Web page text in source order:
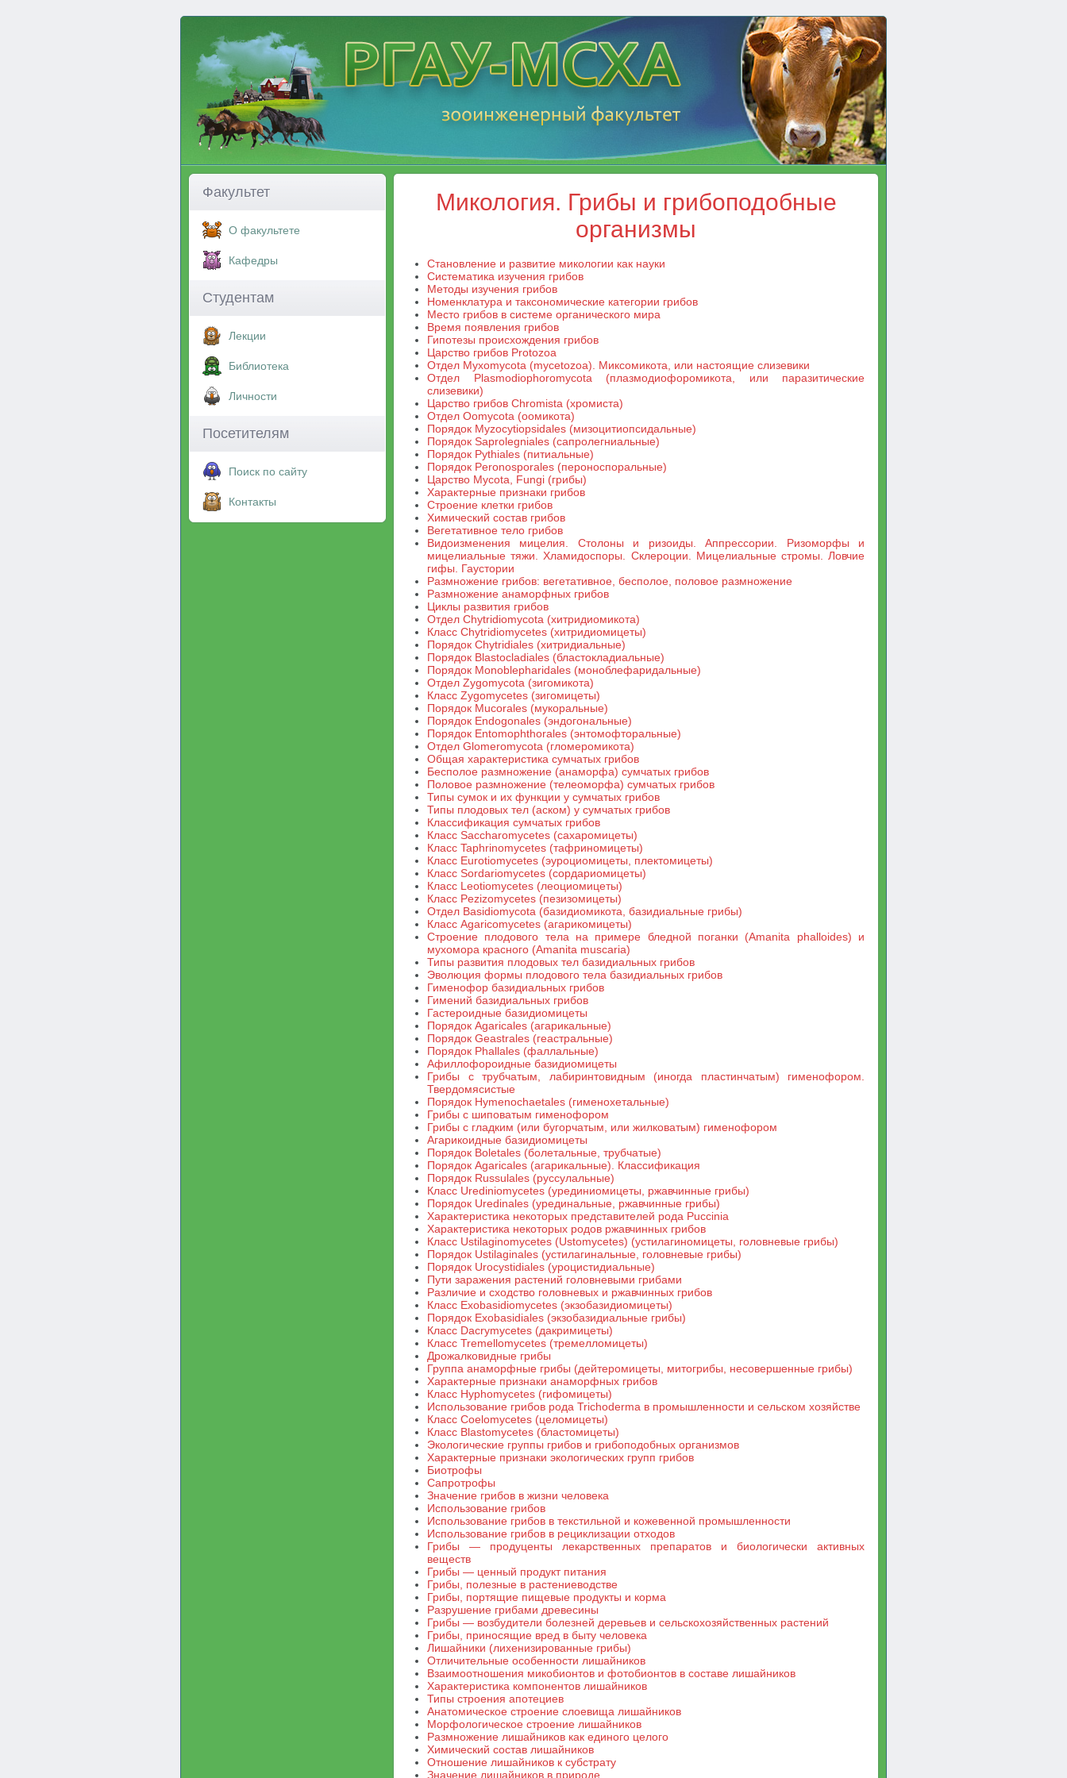
Факультет
О факультете
Кафедры
Студентам
Лекции
Библиотека
Личности
Посетителям
Поиск по сайту
Контакты
Микология. Грибы и грибоподобные
организмы
Становление и развитие микологии как науки
Систематика изучения грибов
Методы изучения грибов
Номенклатура и таксономические категории грибов
Место грибов в системе органического мира
Время появления грибов
Гипотезы происхождения грибов
Царство грибов Protozoa
Отдел Myxomycota (mycetozoa). Миксомикота, или настоящие слизевики
Отдел Plasmodiophoromycota (плазмодиофоромикота, или паразитические
слизевики)
Царство грибов Chromista (хромиста)
Отдел Oomycota (оомикота)
Порядок Myzocytiopsidales (мизоцитиопсидальные)
Порядок Saprolegniales (сапролегниальные)
Порядок Pythiales (питиальные)
Порядок Peronosporales (пероноспоральные)
Царство Mycota, Fungi (грибы)
Характерные признаки грибов
Строение клетки грибов
Химический состав грибов
Вегетативное тело грибов
Видоизменения мицелия. Столоны и ризоиды. Аппрессории. Ризоморфы и
мицелиальные тяжи. Хламидоспоры. Склероции. Мицелиальные стромы. Ловчие
гифы. Гаустории
Размножение грибов: вегетативное, бесполое, половое размножение
Размножение анаморфных грибов
Циклы развития грибов
Отдел Chytridiomycota (хитридиомикота)
Класс Chytridiomycetes (хитридиомицеты)
Порядок Chytridiales (хитридиальные)
Порядок Blastocladiales (бластокладиальные)
Порядок Monoblepharidales (моноблефаридальные)
Отдел Zygomycota (зигомикота)
Класс Zygomycetes (зигомицеты)
Порядок Mucorales (мукоральные)
Порядок Endogonales (эндогональные)
Порядок Entomophthorales (энтомофторальные)
Отдел Glomeromycota (гломеромикота)
Общая характеристика сумчатых грибов
Бесполое размножение (анаморфа) сумчатых грибов
Половое размножение (телеоморфа) сумчатых грибов
Типы сумок и их функции у сумчатых грибов
Типы плодовых тел (аском) у сумчатых грибов
Классификация сумчатых грибов
Класс Saccharomycetes (сахаромицеты)
Класс Taphrinomycetes (тафриномицеты)
Класс Eurotiomycetes (эуроциомицеты, плектомицеты)
Класс Sordariomycetes (сордариомицеты)
Класс Leotiomycetes (леоциомицеты)
Класс Pezizomycetes (пезизомицеты)
Отдел Basidiomycota (базидиомикота, базидиальные грибы)
Класс Agaricomycetes (агарикомицеты)
Строение плодового тела на примере бледной поганки (Amanita phalloides) и
мухомора красного (Amanita muscaria)
Типы развития плодовых тел базидиальных грибов
Эволюция формы плодового тела базидиальных грибов
Гименофор базидиальных грибов
Гимений базидиальных грибов
Гастероидные базидиомицеты
Порядок Agaricales (агарикальные)
Порядок Geastrales (геастральные)
Порядок Phallales (фаллальные)
Афиллофороидные базидиомицеты
Грибы с трубчатым, лабиринтовидным (иногда пластинчатым) гименофором.
Твердомясистые
Порядок Hymenochaetales (гименохетальные)
Грибы с шиповатым гименофором
Грибы с гладким (или бугорчатым, или жилковатым) гименофором
Агарикоидные базидиомицеты
Порядок Boletales (болетальные, трубчатые)
Порядок Agaricales (агарикальные). Классификация
Порядок Russulales (руссулальные)
Класс Urediniomycetes (урединиомицеты, ржавчинные грибы)
Порядок Uredinales (урединальные, ржавчинные грибы)
Характеристика некоторых представителей рода Puccinia
Характеристика некоторых родов ржавчинных грибов
Класс Ustilaginomycetes (Ustomycetes) (устилагиномицеты, головневые грибы)
Порядок Ustilaginales (устилагинальные, головневые грибы)
Порядок Urocystidiales (уроцистидиальные)
Пути заражения растений головневыми грибами
Различие и сходство головневых и ржавчинных грибов
Класс Exobasidiomycetes (экзобазидиомицеты)
Порядок Exobasidiales (экзобазидиальные грибы)
Класс Dacrymycetes (дакримицеты)
Класс Tremellomycetes (тремелломицеты)
Дрожалковидные грибы
Группа анаморфные грибы (дейтеромицеты, митогрибы, несовершенные грибы)
Характерные признаки анаморфных грибов
Класс Hyphomycetes (гифомицеты)
Использование грибов рода Trichoderma в промышленности и сельском хозяйстве
Класс Coelomycetes (целомицеты)
Класс Blastomycetes (бластомицеты)
Экологические группы грибов и грибоподобных организмов
Характерные признаки экологических групп грибов
Биотрофы
Сапротрофы
Значение грибов в жизни человека
Использование грибов
Использование грибов в текстильной и кожевенной промышленности
Использование грибов в рециклизации отходов
Грибы — продуценты лекарственных препаратов и биологически активных
веществ
Грибы — ценный продукт питания
Грибы, полезные в растениеводстве
Грибы, портящие пищевые продукты и корма
Разрушение грибами древесины
Грибы — возбудители болезней деревьев и сельскохозяйственных растений
Грибы, приносящие вред в быту человека
Лишайники (лихенизированные грибы)
Отличительные особенности лишайников
Взаимоотношения микобионтов и фотобионтов в составе лишайников
Характеристика компонентов лишайников
Типы строения апотециев
Анатомическое строение слоевища лишайников
Морфологическое строение лишайников
Размножение лишайников как единого целого
Химический состав лишайников
Отношение лишайников к субстрату
Значение лишайников в природе